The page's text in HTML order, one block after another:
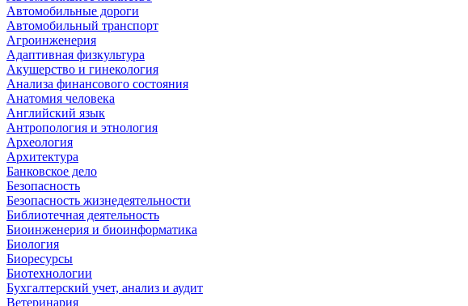
Автомобильные дороги
Автомобильный транспорт
Агроинженерия
Адаптивная физкультура
Акушерство и гинекология
Анализа финансового состояния
Анатомия человека
Английский язык
Антропология и этнология
Археология
Архитектура
Банковское дело
Безопасность
Безопасность жизнедеятельности
Библиотечная деятельность
Биоинженерия и биоинформатика
Биология
Биоресурсы
Биотехнологии
Бухгалтерский учет, анализ и аудит
Ветеринария